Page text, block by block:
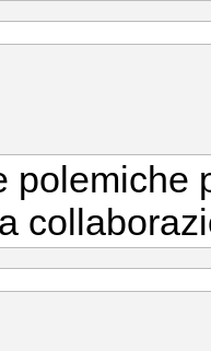
polemiche